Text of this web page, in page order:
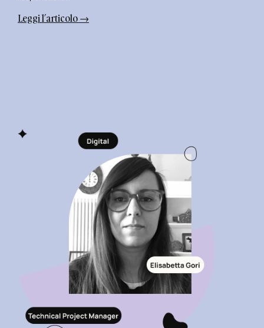
Leggi l’articolo →
Innovazione
e
Sostenibilità
nel
Fashion
E-
commerce
al
Politecnico
di
Torino